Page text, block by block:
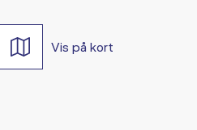
Vis på kort